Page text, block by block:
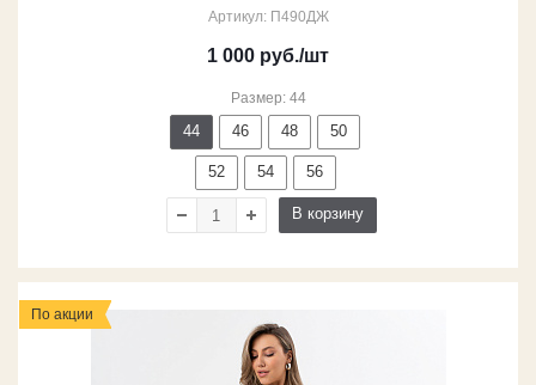
Артикул: П490ДЖ
1 000 руб./шт
Размер: 44
44 46 48 50
52 54 56
В корзину
По акции